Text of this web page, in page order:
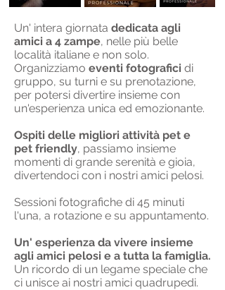
Un' intera giornata dedicata agli
amici a 4 zampe, nelle più belle
località italiane e non solo.
Organizziamo eventi fotografici di
gruppo, su turni e su prenotazione,
per potersi divertire insieme con
un'esperienza unica ed emozionante.
Ospiti delle migliori attività pet e
pet friendly, passiamo insieme
momenti di grande serenità e gioia,
divertendoci con i nostri amici pelosi.
Sessioni fotografiche di 45 minuti
l'una, a rotazione e su appuntamento.
Un' esperienza da vivere insieme
agli amici pelosi e a tutta la famiglia.
Un ricordo di un legame speciale che
ci unisce ai nostri amici quadrupedi.